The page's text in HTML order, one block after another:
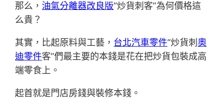
那么， 油氣分離器改良版“炒貨刺客”為何價格這
么貴？
其實，比起原料與工藝， 台北汽車零件“炒貨刺 奧
迪零件客”們最主要的本錢是花在把炒貨包裝成高
端零食上。
起首就是門店房錢與裝修本錢。